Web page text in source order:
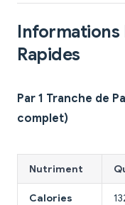
Rapides
Par 1 Tranche de
complet)
Nutriment
Calories